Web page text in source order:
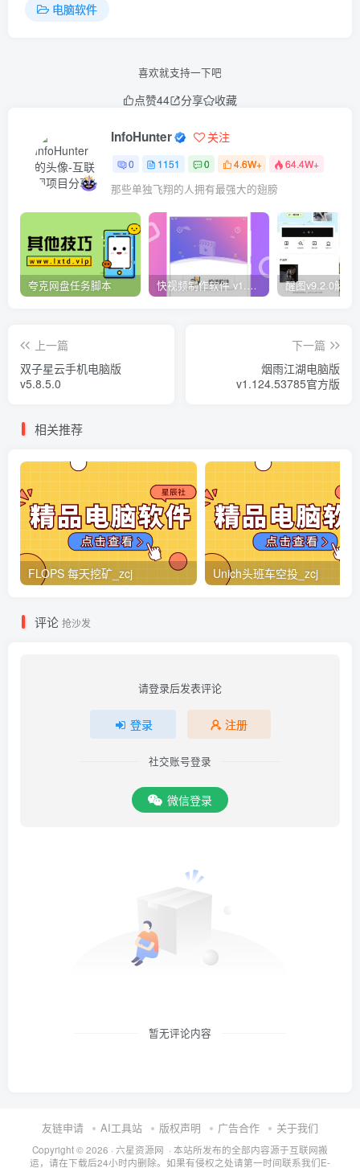
电脑软件
喜欢就支持一下吧
点赞44 分享 收藏
InfoHunter 关注
0 1151 0 4.6W+ 64.4W+
那些单独飞翔的人拥有最强大的翅膀
夸克网盘任务脚本 快视频制作软件 v1.1.1安卓版
上一篇
双子星云手机电脑版
v5.8.5.0
下一篇
烟雨江湖电脑版
v1.124.53785官方版
相关推荐
FLOPS 每天挖矿_zcj Unich头班车空投_zcj
评论 抢沙发
请登录后发表评论
登录 注册
社交账号登录
微信登录
暂无评论内容
友链申请 AI工具站 版权声明 广告合作 关于我们
Copyright © 2026 · 六星资源网 · 本站所发布的全部内容源于互联网搬
运，请在下载后24小时内删除。如果有侵权之处请第一时间联系我们E-